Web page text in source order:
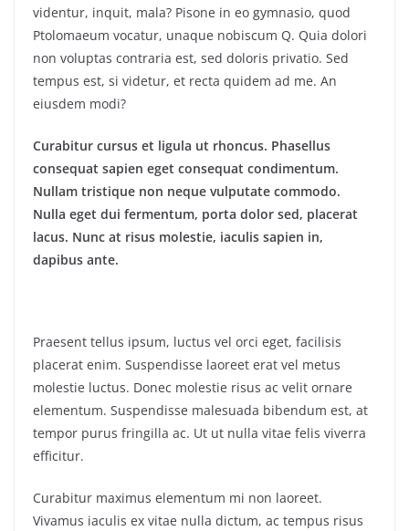
videntur, inquit, mala? Pisone in eo gymnasio, quod
Ptolomaeum vocatur, unaque nobiscum Q. Quia dolori
non voluptas contraria est, sed doloris privatio. Sed
tempus est, si videtur, et recta quidem ad me. An
eiusdem modi?
Curabitur cursus et ligula ut rhoncus. Phasellus
consequat sapien eget consequat condimentum.
Nullam tristique non neque vulputate commodo.
Nulla eget dui fermentum, porta dolor sed, placerat
lacus. Nunc at risus molestie, iaculis sapien in,
dapibus ante.
Praesent tellus ipsum, luctus vel orci eget, facilisis
placerat enim. Suspendisse laoreet erat vel metus
molestie luctus. Donec molestie risus ac velit ornare
elementum. Suspendisse malesuada bibendum est, at
tempor purus fringilla ac. Ut ut nulla vitae felis viverra
efficitur.
Curabitur maximus elementum mi non laoreet.
Vivamus iaculis ex vitae nulla dictum, ac tempus risus